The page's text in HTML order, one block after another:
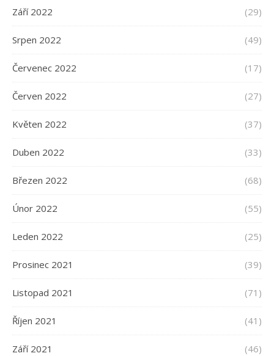
Září 2022 (29)
Srpen 2022 (49)
Červenec 2022 (17)
Červen 2022 (27)
Květen 2022 (37)
Duben 2022 (33)
Březen 2022 (68)
Únor 2022 (55)
Leden 2022 (25)
Prosinec 2021 (39)
Listopad 2021 (71)
Říjen 2021 (41)
Září 2021 (46)